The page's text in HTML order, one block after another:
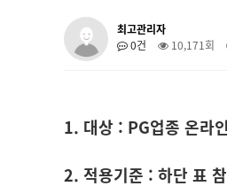
최고관리자
0건
10,171회
1. 대상 : PG업종 온라
2. 적용기준 : 하단 표